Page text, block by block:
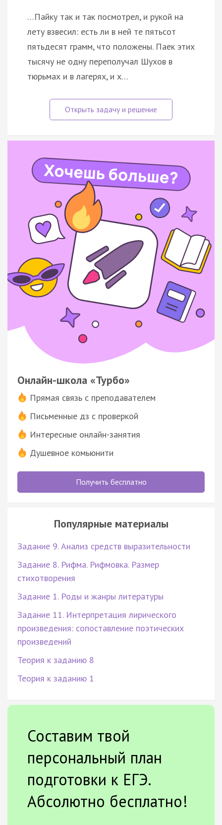
…Пайку так и так посмотрел, и рукой на
лету взвесил: есть ли в ней те пятьсот
пятьдесят грамм, что положены. Паек этих
тысячу не одну переполучал Шухов в
тюрьмах и в лагерях, и х…
Онлайн-школа «Турбо»
Прямая связь с преподавателем
Письменные дз с проверкой
Интересные онлайн-занятия
Душевное комьюнити
Получить бесплатно
Популярные материалы
Задание 9. Анализ средств выразительности
Задание 8. Рифма. Рифмовка. Размер
стихотворения
Задание 1. Роды и жанры литературы
Задание 11. Интерпретация лирического
произведения: сопоставление поэтических
произведений
Теория к заданию 8
Теория к заданию 1
Составим твой
персональный план
подготовки к ЕГЭ.
Абсолютно бесплатно!